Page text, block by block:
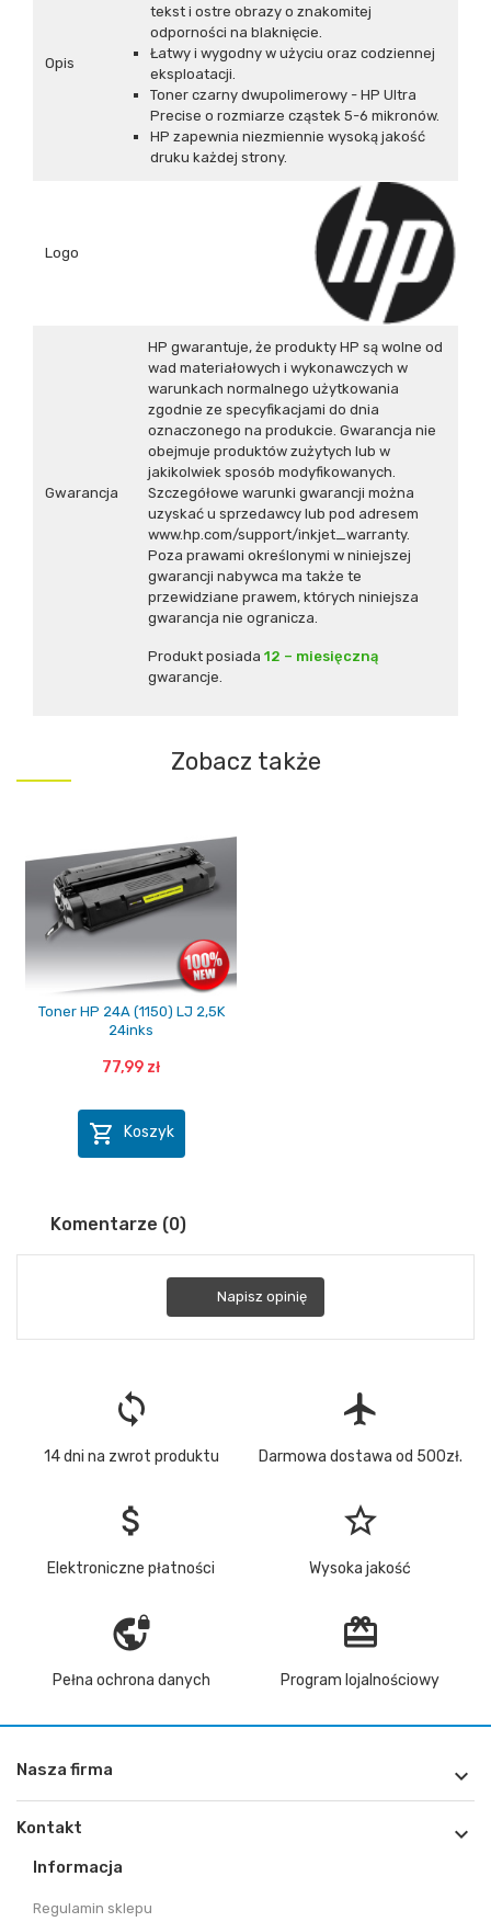
Opis
tekst i ostre obrazy o znakomitej
odporności na blaknięcie.
Łatwy i wygodny w użyciu oraz codziennej
eksploatacji.
Toner czarny dwupolimerowy - HP Ultra
Precise o rozmiarze cząstek 5-6 mikronów.
HP zapewnia niezmiennie wysoką jakość
druku każdej strony.
Logo
Gwarancja
HP gwarantuje, że produkty HP są wolne od
wad materiałowych i wykonawczych w
warunkach normalnego użytkowania
zgodnie ze specyfikacjami do dnia
oznaczonego na produkcie. Gwarancja nie
obejmuje produktów zużytych lub w
jakikolwiek sposób modyfikowanych.
Szczegółowe warunki gwarancji można
uzyskać u sprzedawcy lub pod adresem
www.hp.com/support/inkjet_warranty.
Poza prawami określonymi w niniejszej
gwarancji nabywca ma także te
przewidziane prawem, których niniejsza
gwarancja nie ogranicza.
Produkt posiada 12 – miesięczną
gwarancje.
Zobacz także
Toner HP 24A (1150) LJ 2,5K
24inks
77,99 zł
 Koszyk
Komentarze (0)
Napisz opinię
loop
14 dni na zwrot produktu
flight
Darmowa dostawa od 500zł.
attach_money
Elektroniczne płatności
star_border
Wysoka jakość
vpn_lock
Pełna ochrona danych
redeem
Program lojalnościowy
Nasza firma 
Kontakt 
Informacja
Regulamin sklepu